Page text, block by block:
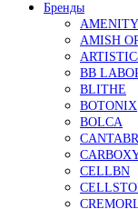
Бренды
AMENITY
AMISH
BB
BLITHE
BOTONIX
BOLCA
CELLBN